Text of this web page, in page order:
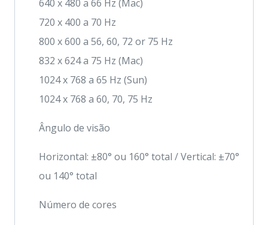
640 x 480 a 66 Hz (Mac)
720 x 400 a 70 Hz
800 x 600 a 56, 60, 72 or 75 Hz
832 x 624 a 75 Hz (Mac)
1024 x 768 a 65 Hz (Sun)
1024 x 768 a 60, 70, 75 Hz
Ângulo de visão
Horizontal: ±80° ou 160° total / Vertical: ±70°
ou 140° total
Número de cores